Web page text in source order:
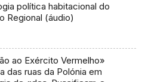
política habitacional do
Regional (áudio)
ao Exército Vermelho»
das ruas da Polónia em